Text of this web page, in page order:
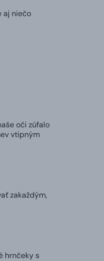
aj niečo
oči zúfalo
vtipným
zakaždým,
hrnčeky s